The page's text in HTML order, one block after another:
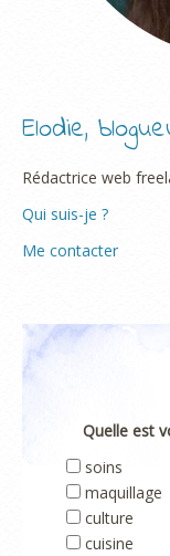
Elodie,
Rédactrice web
Qui suis-je ?
Me contacter
Quelle est
soins
maquillage
culture
cuisine